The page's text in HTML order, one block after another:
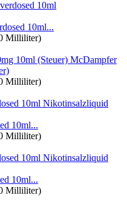
10ml...
Milliliter)
McDampfer
Milliliter)
10ml...
Milliliter)
10ml...
Milliliter)